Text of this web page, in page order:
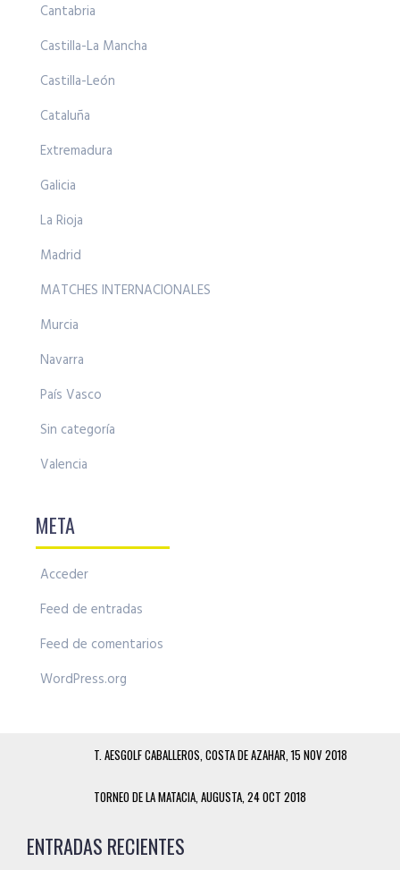
Cantabria
Castilla-La Mancha
Castilla-León
Cataluña
Extremadura
Galicia
La Rioja
Madrid
MATCHES INTERNACIONALES
Murcia
Navarra
País Vasco
Sin categoría
Valencia
META
Acceder
Feed de entradas
Feed de comentarios
WordPress.org
T. AESGOLF CABALLEROS, COSTA DE AZAHAR, 15 NOV 2018
TORNEO DE LA MATACIA, AUGUSTA, 24 OCT 2018
ENTRADAS RECIENTES